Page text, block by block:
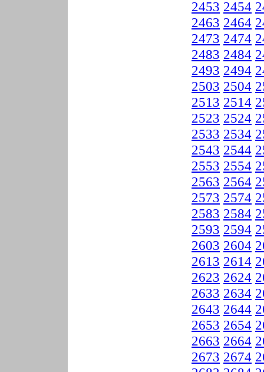
2453 2454
2463 2464
2473 2474
2483 2484
2493 2494
2503 2504
2513 2514
2523 2524
2533 2534
2543 2544
2553 2554
2563 2564
2573 2574
2583 2584
2593 2594
2603 2604
2613 2614
2623 2624
2633 2634
2643 2644
2653 2654
2663 2664
2673 2674